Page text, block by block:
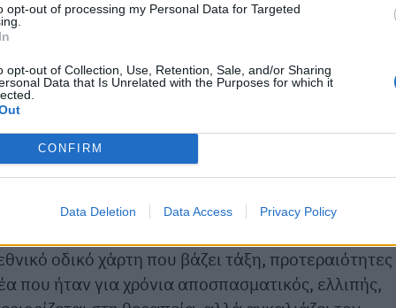
opt-out of processing my Personal Data for Targeted
opt-out of Collection, Use, Retention, Sale, and/or Sharing
Data that Is Unrelated with the Purposes for which it
CONFIRM
Data Deletion Data Access Privacy Policy
«Η Ανακουφιστική Φροντίδα δεν είναι μια
της ατομικής αξιοπρέπειας για κάθε
παροχή. Αλλά, μια πολιτική ενσυναίσθησης και
για πρώτη φορά ένα ολοκληρωμένο Εθνικό
οδικό χάρτη που βάζει τάξη, προτεραιότητες
που ήταν για χρόνια αποσπασματικός, ελλιπής,